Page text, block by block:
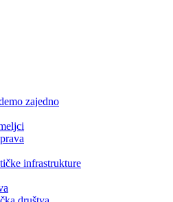
zajedno
infrastrukture